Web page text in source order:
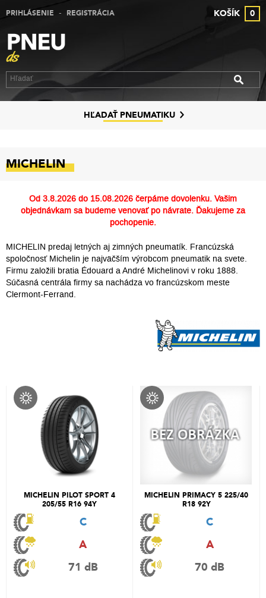
PRIHLÁSENIE - REGISTRÁCIA KOŠÍK 0
VÝPREDAJ PNEUMATÍK
VÝPREDAJ ALU DISKOV
VÝPREDAJ PLECHOVÝCH DISKOV
KONTAKT
PREČO MY
HĽADAŤ PNEUMATIKU
MICHELIN
Od 3.8.2026 do 15.08.2026 čerpáme dovolenku. Vašim
objednávkam sa budeme venovať po návrate. Ďakujeme za
pochopenie.
MICHELIN predaj letných aj zimných pneumatík. Francúzská
spoločnosť Michelin je najväčším výrobcom pneumatik na svete.
Firmu založili bratia Édouard a André Michelinovi v roku 1888.
Súčasná centrála firmy sa nachádza vo francúzskom meste
Clermont-Ferrand.
MICHELIN PILOT SPORT 4
205/55 R16 94Y
C
A
71 dB
MICHELIN PRIMACY 5 225/40
R18 92Y
C
A
70 dB